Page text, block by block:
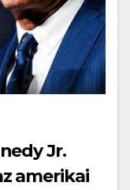
Jr.
amerikai